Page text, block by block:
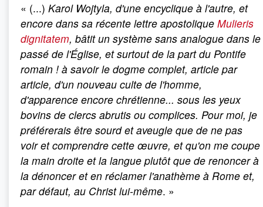
« (...) Karol Wojtyla, d'une encyclique à l'autre, et
encore dans sa récente lettre apostolique Mulieris
dignitatem, bâtit un système sans analogue dans le
passé de l'Église, et surtout de la part du Pontife
romain ! à savoir le dogme complet, article par
article, d'un nouveau culte de l'homme,
d'apparence encore chrétienne... sous les yeux
bovins de clercs abrutis ou complices. Pour moi, je
préférerais être sourd et aveugle que de ne pas
voir et comprendre cette œuvre, et qu'on me coupe
la main droite et la langue plutôt que de renoncer à
la dénoncer et en réclamer l'anathème à Rome et,
par défaut, au Christ lui-même. »